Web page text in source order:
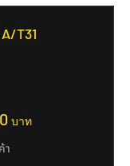
T31
บาท
า